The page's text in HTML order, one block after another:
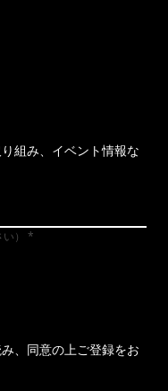
組み、イベント情報な
）
、同意の上ご登録をお